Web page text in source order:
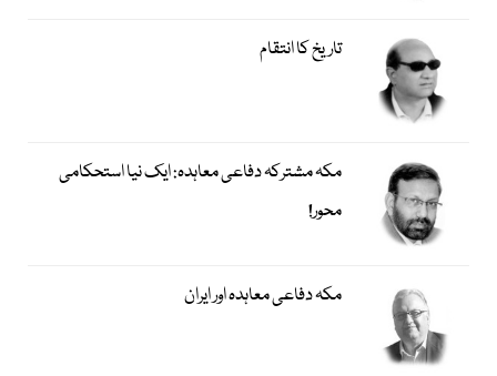
تاریخ کا انتقام
مکہ مشترکہ دفاعی معاہدہ: ایک نیا استحکامی
محور!
مکہ دفاعی معاہدہ اور ایران